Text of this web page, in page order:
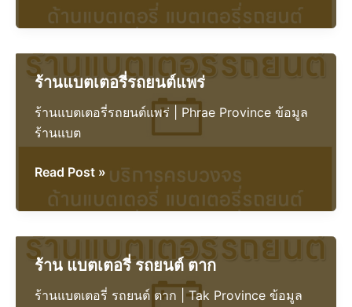
แบตเตอรี่
รถยนต์
สุรินทร์
ร้านแบตเตอรี่รถยนต์แพร่
ร้านแบตเตอรี่รถยนต์แพร่ | Phrae Province ข้อมูล
ร้านแบต
ร้าน
แบตเตอรี่
รถยนต์
แพร่
Read Post »
ร้าน แบตเตอรี่ รถยนต์ ตาก
ร้านแบตเตอรี่ รถยนต์ ตาก | Tak Province ข้อมูล